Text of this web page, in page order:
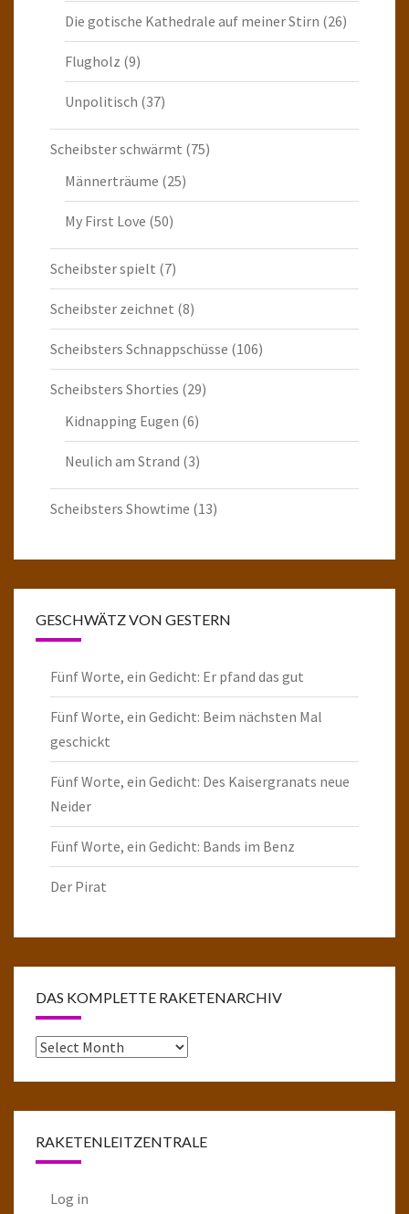
Die gotische Kathedrale auf meiner Stirn (26)
Flugholz (9)
Unpolitisch (37)
Scheibster schwärmt (75)
Männerträume (25)
My First Love (50)
Scheibster spielt (7)
Scheibster zeichnet (8)
Scheibsters Schnappschüsse (106)
Scheibsters Shorties (29)
Kidnapping Eugen (6)
Neulich am Strand (3)
Scheibsters Showtime (13)
GESCHWÄTZ VON GESTERN
Fünf Worte, ein Gedicht: Er pfand das gut
Fünf Worte, ein Gedicht: Beim nächsten Mal
geschickt
Fünf Worte, ein Gedicht: Des Kaisergranats neue
Neider
Fünf Worte, ein Gedicht: Bands im Benz
Der Pirat
DAS KOMPLETTE RAKETENARCHIV
Das
RAKETENLEITZENTRALE
Log in